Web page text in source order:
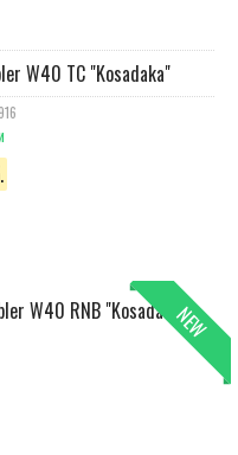
W40 TC "Kosadaka"
NEW